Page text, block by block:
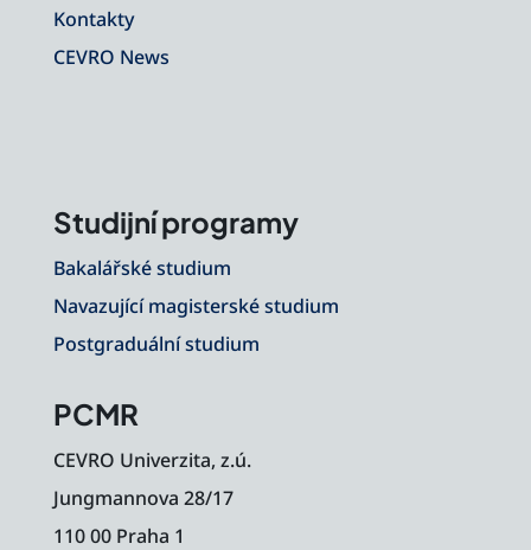
Kontakty
CEVRO News
Studijní programy
Bakalářské studium
Navazující magisterské studium
Postgraduální studium
PCMR
CEVRO Univerzita, z.ú.
Jungmannova 28/17
110 00 Praha 1